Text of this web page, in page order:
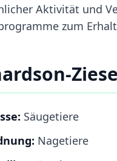
Aktivität und
zum
Säugetiere
Nagetiere